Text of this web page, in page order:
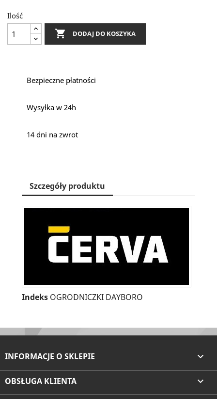
Ilość
 DODAJ DO KOSZYKA
Bezpieczne płatności
Wysyłka w 24h
14 dni na zwrot
Szczegóły produktu
Indeks OGRODNICZKI DAYBORO
INFORMACJE O SKLEPIE 
OBSŁUGA KLIENTA 